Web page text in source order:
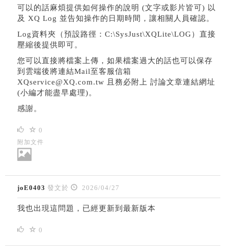
可以的話麻煩提供如何操作的說明 (文字或影片皆可) 以
及 XQ Log 並告知操作的日期時間，讓相關人員確認。
Log資料夾（預設路徑：C:\SysJust\XQLite\LOG）直接
壓縮後提供即可。
您可以直接將檔案上傳，如果檔案過大的話也可以保存
到雲端後將連結Mail至客服信箱
XQservice@XQ.com.tw 且務必附上 討論文章連結網址
(小編才能盡早處理)。
感謝。
0
附加文件
joE0403 發文於 2026/04/27
我也出現這問題，已經更新到最新版本
0